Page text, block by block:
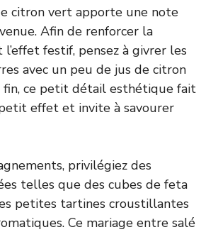
citron vert apporte une note
Afin de renforcer la
festif, pensez à givrer les
avec un peu de jus de citron
fin, ce petit détail esthétique fait
effet et invite à savourer
privilégiez des
telles que des cubes de feta
petites tartines croustillantes
Ce mariage entre salé